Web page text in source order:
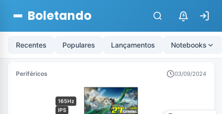
Boletando $
Recentes Populares Lançamentos Notebooks
Periféricos 03/09/2024
165Hz
IPS